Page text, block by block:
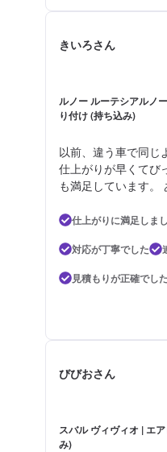
きいろさん
ルノー ルーテシアルノ
り付け (持ち込み)
以前、違う車で同じ
仕上がりが早くてび
も満足しています。
仕上がりに満足しま
対応が丁寧でした
見積もりが正確でした
びびおさん
スバル ヴィヴィオ | エ
み)